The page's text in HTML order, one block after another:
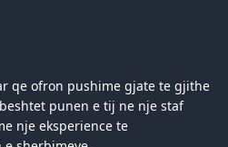
qe ofron pushime gjate te gjithe
punen e tij ne nje staf
nje eksperience te